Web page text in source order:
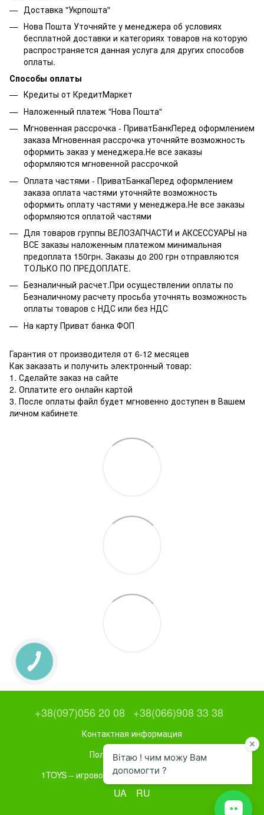
Доставка "Укрпошта"
Нова Пошта Уточняйте у менеджера об условиях
бесплатной доставки и категориях товаров на которую
распространяется данная услуга для других способов
оплаты.
Способы оплаты
Кредиты от КредитМаркет
Наложенный платеж "Нова Пошта"
Мгновенная рассрочка - ПриватБанкПеред оформлением
заказа Мгновенная рассрочка уточняйте возможность
оформить заказ у менеджера.Не все заказы
оформляются мгновенной рассрочкой
Оплата частями - ПриватБанкаПеред оформлением
заказа оплата частями уточняйте возможность
оформить оплату частями у менеджера.Не все заказы
оформляются оплатой частями
Для товаров группы ВЕЛОЗАПЧАСТИ и АКСЕССУАРЫ на
ВСЕ заказы наложенным платежом минимальная
предоплата 150грн. Заказы до 200 грн отправляются
ТОЛЬКО ПО ПРЕДОПЛАТЕ.
Безналичный расчет.При осуществлении оплаты по
Безналичному расчету просьба уточнять возможность
оплаты товаров с НДС или без НДС
На карту Приват банка ФОП
Гарантия от производителя от 6-12 месяцев
Как заказать и получить электронный товар:
1. Сделайте заказ на сайте
2. Оплатите его онлайн картой
3. После оплаты файл будет мгновенно доступен в Вашем
личном кабинете
+38(097)056 20 08 +38(066)908 33 38
Контактная информация
Полная версия сайта
1TOYS – игровое и спортивное оборудование
UA RU